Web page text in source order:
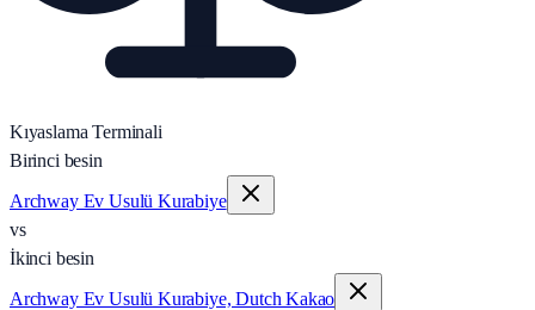
Kıyaslama Terminali
Birinci besin
Archway Ev Usulü Kurabiye
vs
İkinci besin
Archway Ev Usulü Kurabiye, Dutch Kakao